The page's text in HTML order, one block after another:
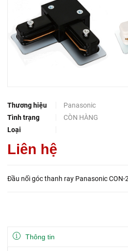
Thương hiệu
Panasonic
Tình trạng
CÒN HÀNG
Loại
Liên hệ
Đầu nối góc thanh ray Panasonic CON-
Thông tin